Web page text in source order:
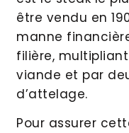
être vendu en
manne
filière,
viande et par
d’attelage.
Pour assurer